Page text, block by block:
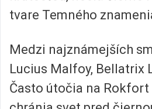
tvare Temného
Medzi najznámejších
Lucius Malfoy, Bellatrix
Často útočia na